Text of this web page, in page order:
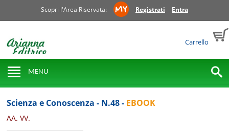
Scopri l'Area Riservata: Registrati Entra
Carrello
MENU
Scienza e Conoscenza - N.48 - EBOOK
AA. VV.